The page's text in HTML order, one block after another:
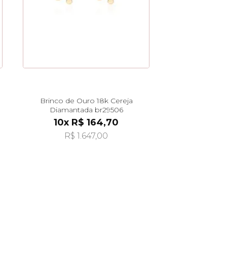
Brinco de Ouro 18k Cereja
Diamantada br29506
10x R$ 164,70
R$ 1.647,00